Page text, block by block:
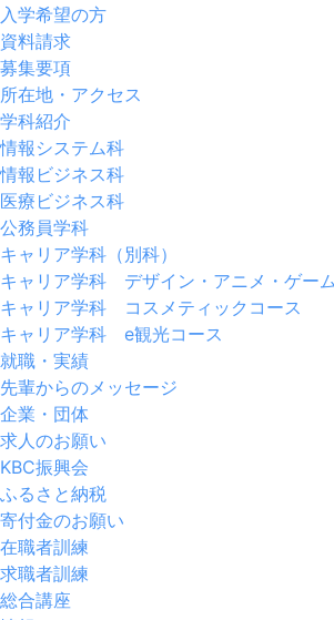
入学希望の方
資料請求
募集要項
所在地・アクセス
学科紹介
情報システム科
情報ビジネス科
医療ビジネス科
公務員学科
キャリア学科（別科）
キャリア学科 デザイン・アニメ・ゲー
キャリア学科 コスメティックコース
キャリア学科 e観光コース
就職・実績
先輩からのメッセージ
企業・団体
求人のお願い
KBC振興会
ふるさと納税
寄付金のお願い
在職者訓練
求職者訓練
総合講座